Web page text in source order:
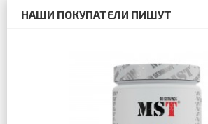
НАШИ ПОКУПАТЕЛИ ПИШУТ